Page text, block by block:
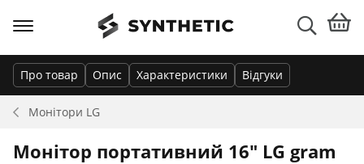
Монітори LG
Про товар Опис Характеристики Відгуки
Монітор портативний 16" LG gram